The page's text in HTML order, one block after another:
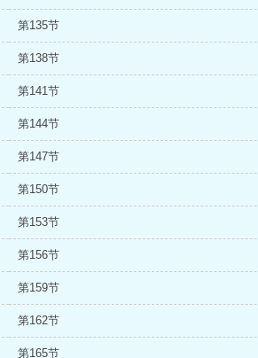
第135节
第138节
第141节
第144节
第147节
第150节
第153节
第156节
第159节
第162节
第165节